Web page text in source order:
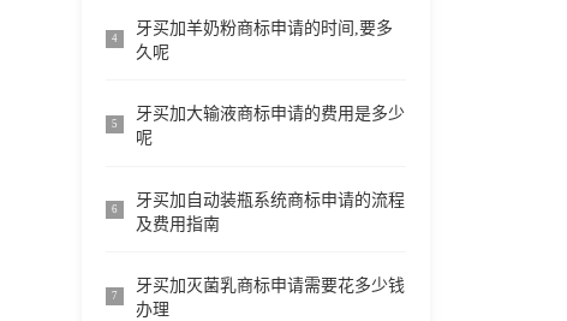
4
牙买加羊奶粉商标申请的时间,要多
久呢
5
牙买加大输液商标申请的费用是多少
呢
6
牙买加自动装瓶系统商标申请的流程
及费用指南
7
牙买加灭菌乳商标申请需要花多少钱
办理